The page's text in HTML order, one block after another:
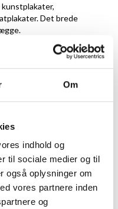
Om
indhold og
til sociale medier og til
også oplysninger om
vores partnere inden
og
Det brede
bl.a. motiver fra Loui
med kendte
plakater med danske
steder. Du kan også
at du har
præg! Mange af vores
som du finder på den
brug blot en enkelt